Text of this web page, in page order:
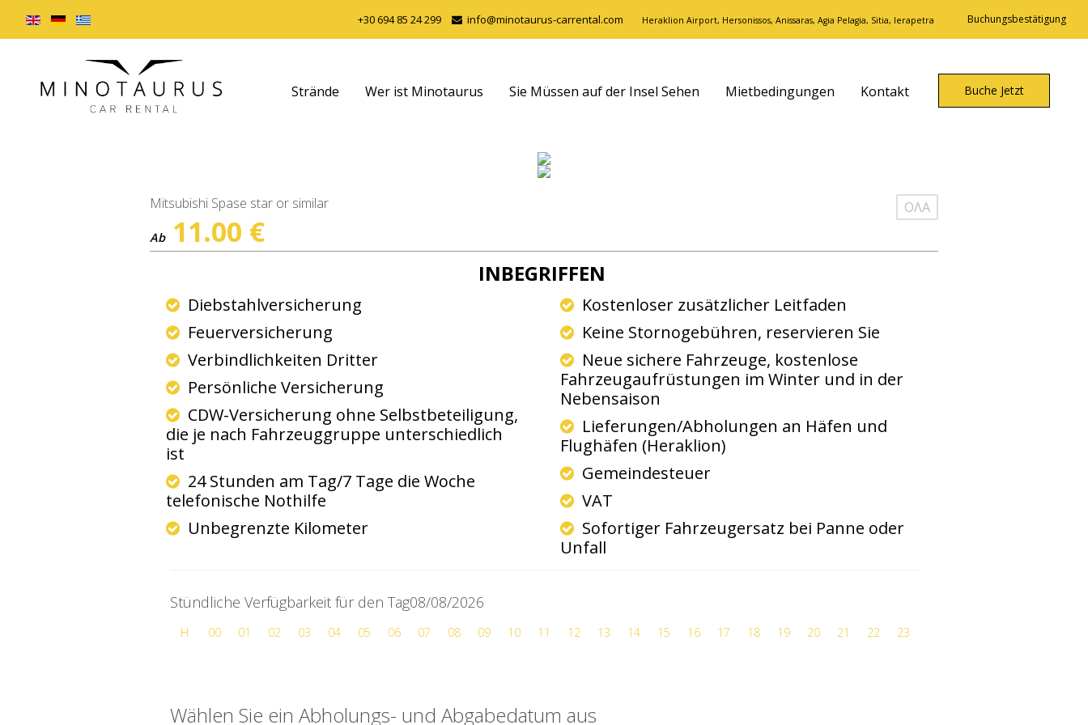
+30 694 85 24 299 info@minotaurus-carrental.com Heraklion Airport, Hersonissos, Anissaras, Agia Pelagia, Sitia, Ierapetra Buchungsbestätigung
Strände Wer ist Minotaurus Sie Müssen auf der Insel Sehen Mietbedingungen Kontakt Buche Jetzt
Mitsubishi Spase star or similar ΟΛΑ
Ab 11.00 €
INBEGRIFFEN
Diebstahlversicherung
Feuerversicherung
Verbindlichkeiten Dritter
Persönliche Versicherung
CDW-Versicherung ohne Selbstbeteiligung,
die je nach Fahrzeuggruppe unterschiedlich
ist
24 Stunden am Tag/7 Tage die Woche
telefonische Nothilfe
Unbegrenzte Kilometer
Kostenloser zusätzlicher Leitfaden
Keine Stornogebühren, reservieren Sie
Neue sichere Fahrzeuge, kostenlose
Fahrzeugaufrüstungen im Winter und in der
Nebensaison
Lieferungen/Abholungen an Häfen und
Flughäfen (Heraklion)
Gemeindesteuer
VAT
Sofortiger Fahrzeugersatz bei Panne oder
Unfall
Stündliche Verfügbarkeit für den Tag08/08/2026
H 00 01 02 03 04 05 06 07 08 09 10 11 12 13 14 15 16 17 18 19 20 21 22 23
Wählen Sie ein Abholungs- und Abgabedatum aus